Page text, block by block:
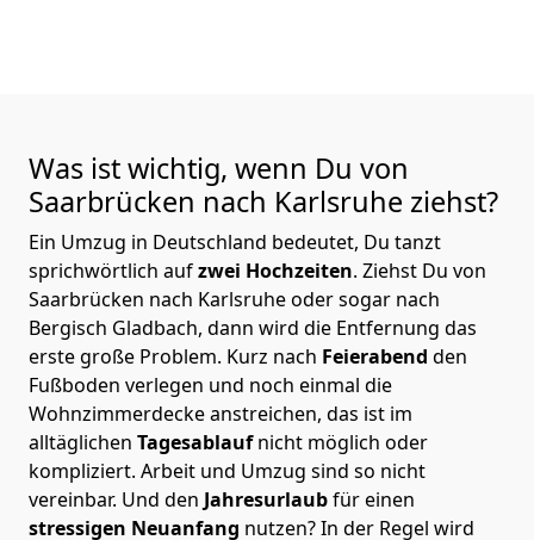
Was ist wichtig, wenn Du von
Saarbrücken nach Karlsruhe ziehst?
Ein Umzug in Deutschland bedeutet, Du tanzt
sprichwörtlich aufzwei Hochzeiten. Ziehst Du von
Saarbrücken nach Karlsruhe oder sogar nach
Bergisch Gladbach, dann wird die Entfernung das
erste große Problem. Kurz nach Feierabend den
Fußboden verlegen und noch einmal die
Wohnzimmerdecke anstreichen, das ist im
alltäglichen Tagesablaufnicht möglich oder
kompliziert. Arbeit und Umzug sind so nicht
vereinbar. Und den Jahresurlaubfür einen
stressigen Neuanfang nutzen? In der Regel wird